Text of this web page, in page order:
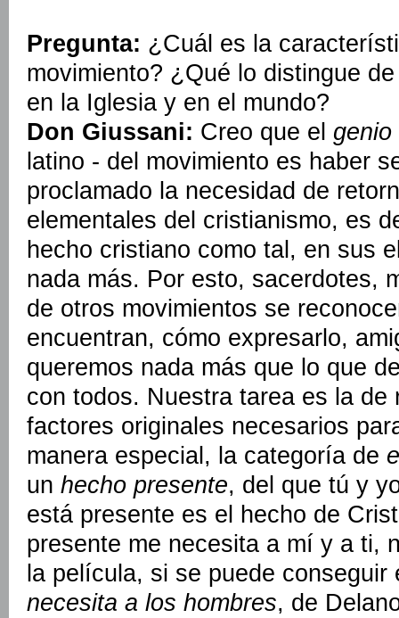
Pregunta: ¿Cuál es la
movimiento? ¿Qué lo distingue
en la Iglesia y en el mundo?
Don Giussani: Creo que el genio
latino - del movimiento es haber
proclamado la necesidad de
elementales del cristianismo, es
hecho cristiano como tal, en sus
nada más. Por esto, sacerdotes,
de otros movimientos se
encuentran, cómo expresarlo,
queremos nada más que lo que
con todos. Nuestra tarea es la de
factores originales necesarios
manera especial, la categoría de
un hecho presente, del que tú y
está presente es el hecho de
presente me necesita a mí y a ti,
la película, si se puede
necesita a los hombres, de